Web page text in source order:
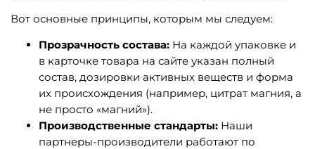
Вот основные принципы, которым мы следуем:
Прозрачность состава: На каждой упаковке и
в карточке товара на сайте указан полный
состав, дозировки активных веществ и форма
их происхождения (например, цитрат магния, а
не просто «магний»).
Производственные стандарты: Наши
партнеры-производители работают по